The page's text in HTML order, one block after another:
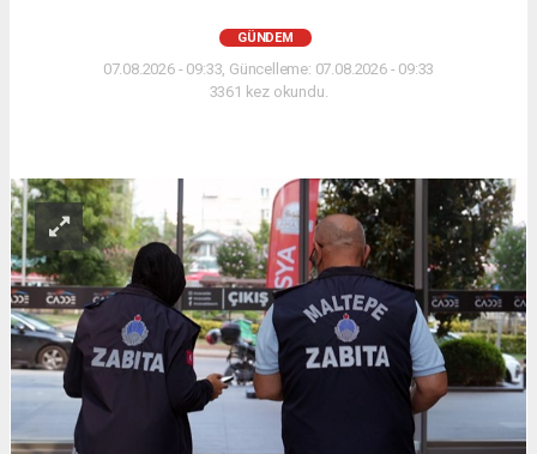
GÜNDEM
07.08.2026 - 09:33, Güncelleme: 07.08.2026 - 09:33
3361 kez okundu.